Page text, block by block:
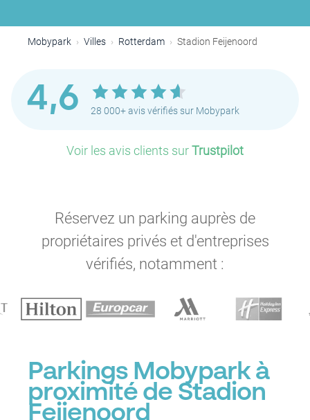
Mobypark Villes Rotterdam Stadion Feijenoord
4,6 28 000+ avis vérifiés sur Mobypark
Voir les avis clients surTrustpilot
Réservez un parking auprès de
propriétaires privés et d'entreprises
vérifiés, notamment :
Parkings Mobypark à
proximité de Stadion
Feijenoord
P